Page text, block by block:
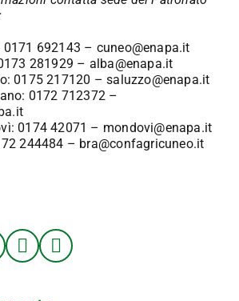
692143 – cuneo@enapa.it
281929 – alba@enapa.it
0175 217120 – saluzzo@enapa.it
0172 712372 –
0174 42071 – mondovi@enapa.it
244484 – bra@confagricuneo.it